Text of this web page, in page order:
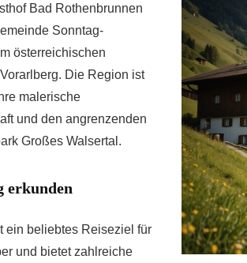
Bad Rothenbrunnen
Sonntag-
österreichischen
Die Region ist
malerische
und den angrenzenden
Großes Walsertal.
erkunden
ein beliebtes Reiseziel für
und bietet zahlreiche